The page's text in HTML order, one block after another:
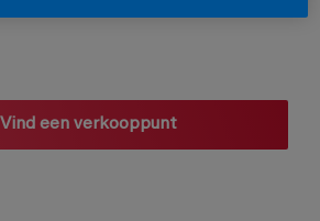
Vind een verkooppunt